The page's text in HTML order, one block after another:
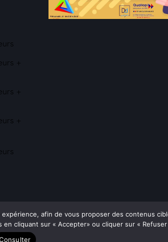
+
+
+
afin de vous proposer des contenus
cliquant sur « Accepter» ou cliquer sur «